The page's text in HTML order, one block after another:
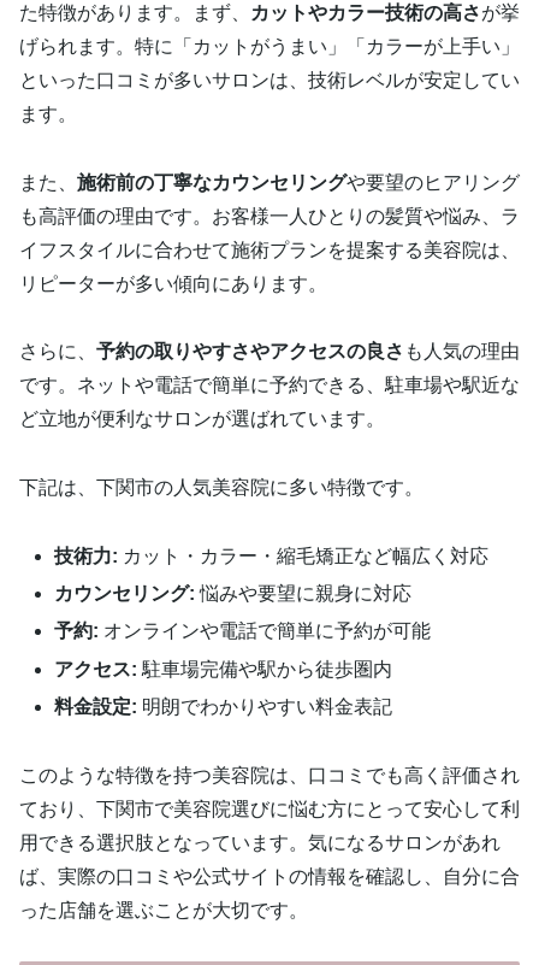
た特徴があります。まず、
カットやカラー技術の高さが挙
げられます。特に「カットがうまい」「カラーが上手い」
といった口コミが多いサロンは、技術レベルが安定してい
ます。
また、 施術前の丁寧なカウンセリングや要望のヒアリング
も高評価の理由です。お客様一人ひとりの髪質や悩み、ラ
イフスタイルに合わせて施術プランを提案する美容院は、
リピーターが多い傾向にあります。
さらに、 予約の取りやすさやアクセスの良さ も人気の理由
です。ネットや電話で簡単に予約できる、駐車場や駅近な
ど立地が便利なサロンが選ばれています。
下記は、下関市の人気美容院に多い特徴です。
技術力: カット・カラー・縮毛矯正など幅広く対応
カウンセリング: 悩みや要望に親身に対応
予約: オンラインや電話で簡単に予約が可能
アクセス: 駐車場完備や駅から徒歩圏内
料金設定: 明朗でわかりやすい料金表記
このような特徴を持つ美容院は、口コミでも高く評価され
ており、下関市で美容院選びに悩む方にとって安心して利
用できる選択肢となっています。気になるサロンがあれ
ば、実際の口コミや公式サイトの情報を確認し、自分に合
った店舗を選ぶことが大切です。